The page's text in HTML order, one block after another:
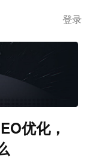
登录
优化，